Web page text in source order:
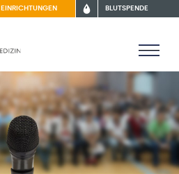
EINRICHTUNGEN BLUTSPENDE